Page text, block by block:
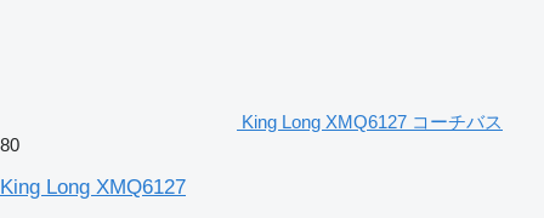
King Long XMQ6127 コーチバス
80
King Long XMQ6127